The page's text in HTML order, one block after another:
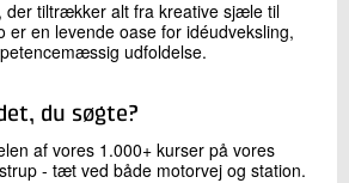
der tiltrækker alt fra kreative sjæle til
er en levende oase for idéudveksling,
udfoldelse.
du søgte?
af vores 1.000+ kurser på vores
- tæt ved både motorvej og station.